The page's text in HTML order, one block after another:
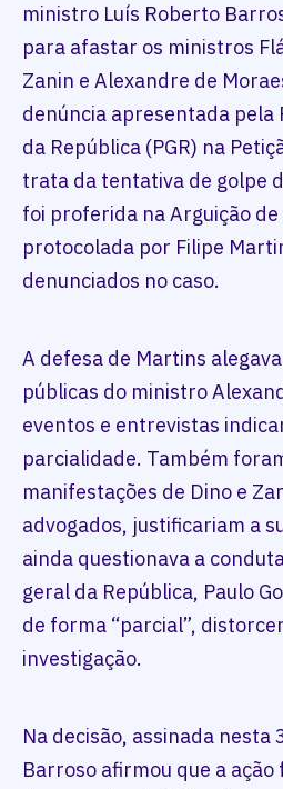
ministro Luís Roberto
para afastar os ministros
Zanin e Alexandre de
denúncia apresentada
da República (PGR) na
trata da tentativa de golpe
foi proferida na Arguição de
protocolada por Filipe
denunciados no caso.
A defesa de Martins
públicas do ministro
eventos e entrevistas
parcialidade. Também
manifestações de Dino e
advogados, justificariam a
ainda questionava a
geral da República, Paulo
de forma “parcial”,
investigação.
Na decisão, assinada nesta
Barroso afirmou que a